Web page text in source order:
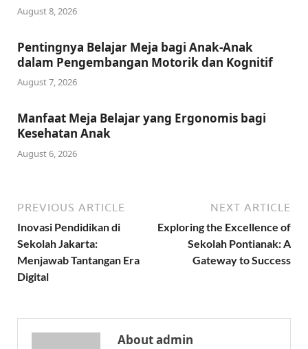
August 8, 2026
Pentingnya Belajar Meja bagi Anak-Anak
dalam Pengembangan Motorik dan Kognitif
August 7, 2026
Manfaat Meja Belajar yang Ergonomis bagi
Kesehatan Anak
August 6, 2026
PREVIOUS ARTICLE
Inovasi Pendidikan di
Sekolah Jakarta:
Menjawab Tantangan Era
Digital
NEXT ARTICLE
Exploring the Excellence of
Sekolah Pontianak: A
Gateway to Success
About admin